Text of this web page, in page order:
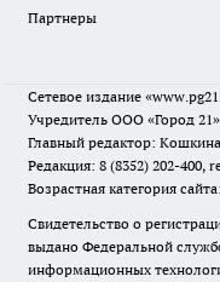
Партнеры
Сетевое издание
Учредитель ООО «Город 21»
Главный редактор:
Редакция: 8 (8352) 202-400,
Возрастная категория
Свидетельство о
выдано Федеральной
информационных